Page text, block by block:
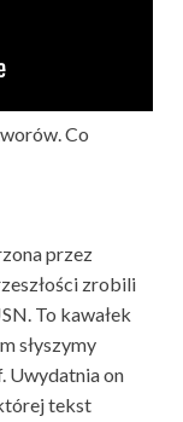
Co
przez
zrobili
To kawałek
słyszymy
Uwydatnia on
tekst